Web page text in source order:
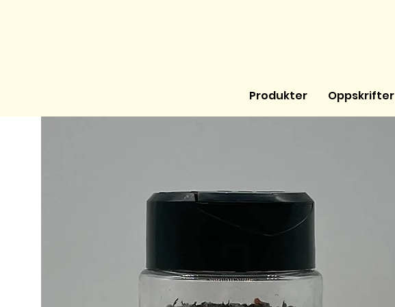
Produkter Oppskrifter